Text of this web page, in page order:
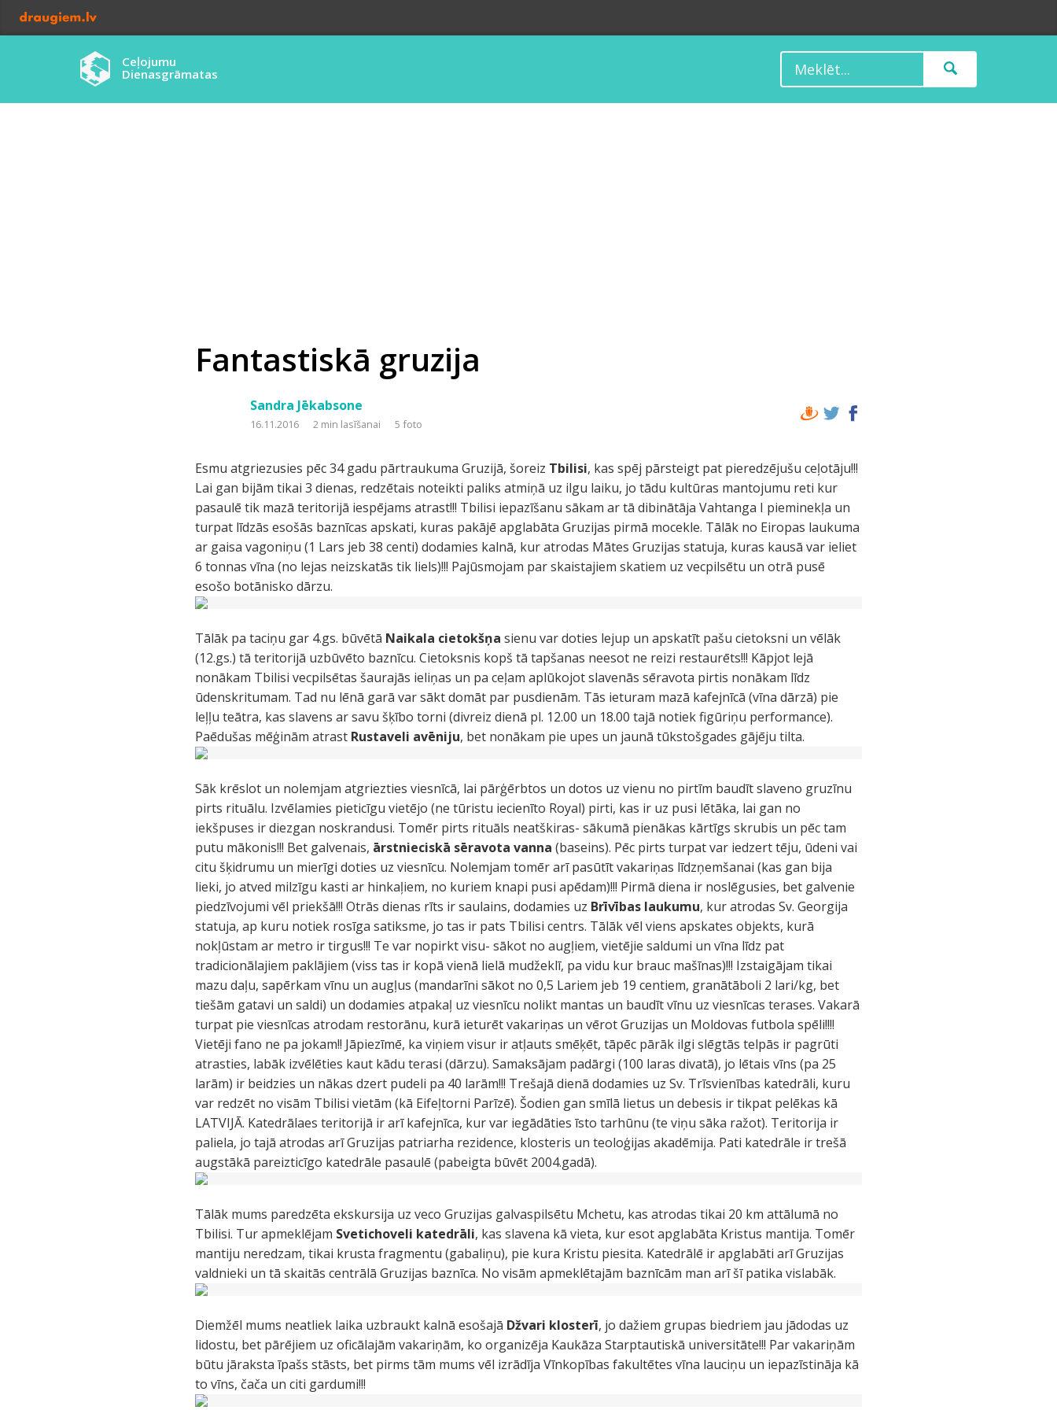
Ceļojumu
Dienasgrāmatas
Fantastiskā gruzija
Sandra Jēkabsone
16.11.2016 2 min lasīšanai 5 foto
Esmu atgriezusies pēc 34 gadu pārtraukuma Gruzijā, šoreiz Tbilisi, kas spēj pārsteigt pat pieredzējušu ceļotāju!!!
Lai gan bijām tikai 3 dienas, redzētais noteikti paliks atmiņā uz ilgu laiku, jo tādu kultūras mantojumu reti kur
pasaulē tik mazā teritorijā iespējams atrast!!! Tbilisi iepazīšanu sākam ar tā dibinātāja Vahtanga I pieminekļa un
turpat līdzās esošās baznīcas apskati, kuras pakājē apglabāta Gruzijas pirmā mocekle. Tālāk no Eiropas laukuma
ar gaisa vagoniņu (1 Lars jeb 38 centi) dodamies kalnā, kur atrodas Mātes Gruzijas statuja, kuras kausā var ieliet
6 tonnas vīna (no lejas neizskatās tik liels)!!! Pajūsmojam par skaistajiem skatiem uz vecpilsētu un otrā pusē
esošo botānisko dārzu.
Tālāk pa taciņu gar 4.gs. būvētā Naikala cietokšņa sienu var doties lejup un apskatīt pašu cietoksni un vēlāk
(12.gs.) tā teritorijā uzbūvēto baznīcu. Cietoksnis kopš tā tapšanas neesot ne reizi restaurēts!!! Kāpjot lejā
nonākam Tbilisi vecpilsētas šaurajās ieliņas un pa ceļam aplūkojot slavenās sēravota pirtis nonākam līdz
ūdenskritumam. Tad nu lēnā garā var sākt domāt par pusdienām. Tās ieturam mazā kafejnīcā (vīna dārzā) pie
leļļu teātra, kas slavens ar savu šķībo torni (divreiz dienā pl. 12.00 un 18.00 tajā notiek figūriņu performance).
Paēdušas mēģinām atrast Rustaveli avēniju, bet nonākam pie upes un jaunā tūkstošgades gājēju tilta.
Sāk krēslot un nolemjam atgriezties viesnīcā, lai pārģērbtos un dotos uz vienu no pirtīm baudīt slaveno gruzīnu
pirts rituālu. Izvēlamies pieticīgu vietējo (ne tūristu iecienīto Royal) pirti, kas ir uz pusi lētāka, lai gan no
iekšpuses ir diezgan noskrandusi. Tomēr pirts rituāls neatškiras- sākumā pienākas kārtīgs skrubis un pēc tam
putu mākonis!!! Bet galvenais, ārstnieciskā sēravota vanna (baseins). Pēc pirts turpat var iedzert tēju, ūdeni vai
citu šķidrumu un mierīgi doties uz viesnīcu. Nolemjam tomēr arī pasūtīt vakariņas līdzņemšanai (kas gan bija
lieki, jo atved milzīgu kasti ar hinkaļiem, no kuriem knapi pusi apēdam)!!! Pirmā diena ir noslēgusies, bet galvenie
piedzīvojumi vēl priekšā!!! Otrās dienas rīts ir saulains, dodamies uz Brīvības laukumu, kur atrodas Sv. Georgija
statuja, ap kuru notiek rosīga satiksme, jo tas ir pats Tbilisi centrs. Tālāk vēl viens apskates objekts, kurā
nokļūstam ar metro ir tirgus!!! Te var nopirkt visu- sākot no augļiem, vietējie saldumi un vīna līdz pat
tradicionālajiem paklājiem (viss tas ir kopā vienā lielā mudžeklī, pa vidu kur brauc mašīnas)!!! Izstaigājam tikai
mazu daļu, sapērkam vīnu un augļus (mandarīni sākot no 0,5 Lariem jeb 19 centiem, granātāboli 2 lari/kg, bet
tiešām gatavi un saldi) un dodamies atpakaļ uz viesnīcu nolikt mantas un baudīt vīnu uz viesnīcas terases. Vakarā
turpat pie viesnīcas atrodam restorānu, kurā ieturēt vakariņas un vērot Gruzijas un Moldovas futbola spēli!!!!
Vietēji fano ne pa jokam!! Jāpiezīmē, ka viņiem visur ir atļauts smēķēt, tāpēc pārāk ilgi slēgtās telpās ir pagrūti
atrasties, labāk izvēlēties kaut kādu terasi (dārzu). Samaksājam padārgi (100 laras divatā), jo lētais vīns (pa 25
larām) ir beidzies un nākas dzert pudeli pa 40 larām!!! Trešajā dienā dodamies uz Sv. Trīsvienības katedrāli, kuru
var redzēt no visām Tbilisi vietām (kā Eifeļtorni Parīzē). Šodien gan smīlā lietus un debesis ir tikpat pelēkas kā
LATVIJĀ. Katedrālaes teritorijā ir arī kafejnīca, kur var iegādāties īsto tarhūnu (te viņu sāka ražot). Teritorija ir
paliela, jo tajā atrodas arī Gruzijas patriarha rezidence, klosteris un teoloģijas akadēmija. Pati katedrāle ir trešā
augstākā pareizticīgo katedrāle pasaulē (pabeigta būvēt 2004.gadā).
Tālāk mums paredzēta ekskursija uz veco Gruzijas galvaspilsētu Mchetu, kas atrodas tikai 20 km attālumā no
Tbilisi. Tur apmeklējam Svetichoveli katedrāli, kas slavena kā vieta, kur esot apglabāta Kristus mantija. Tomēr
mantiju neredzam, tikai krusta fragmentu (gabaliņu), pie kura Kristu piesita. Katedrālē ir apglabāti arī Gruzijas
valdnieki un tā skaitās centrālā Gruzijas baznīca. No visām apmeklētajām baznīcām man arī šī patika vislabāk.
Diemžēl mums neatliek laika uzbraukt kalnā esošajā Džvari klosterī, jo dažiem grupas biedriem jau jādodas uz
lidostu, bet pārējiem uz oficālajām vakariņām, ko organizēja Kaukāza Starptautiskā universitāte!!! Par vakariņām
būtu jāraksta īpašs stāsts, bet pirms tām mums vēl izrādīja Vīnkopības fakultētes vīna lauciņu un iepazīstināja kā
to vīns, čača un citi gardumi!!!